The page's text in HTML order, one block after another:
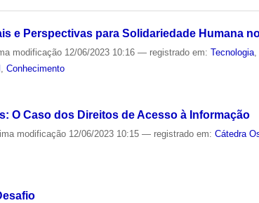
e Perspectivas para Solidariedade Humana
modificação 12/06/2023 10:16— registrado em:Tecnologia
,Conhecimento
O Caso dos Direitos de Acesso à Informação
modificação 12/06/2023 10:15— registrado em:Cátedra